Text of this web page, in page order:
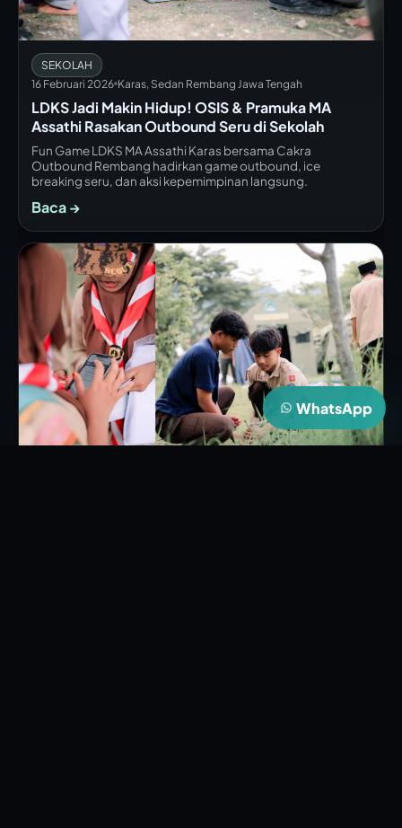
SEKOLAH
16 Februari 2026 Karas, Sedan Rembang Jawa Tengah
LDKS Jadi Makin Hidup! OSIS & Pramuka MA
Assathi Rasakan Outbound Seru di Sekolah
Fun Game LDKS MA Assathi Karas bersama Cakra
Outbound Rembang hadirkan game outbound, ice
breaking seru, dan aksi kepemimpinan langsung.
Baca →
WhatsApp